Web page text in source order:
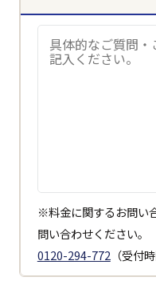
※料金に関するお問い
問い合わせください。
0120-294-772（受付時